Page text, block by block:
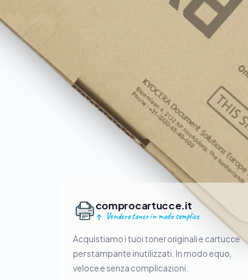
comprocartucce.it
Vendere toner in modo semplice
Acquistiamo i tuoi toner originali e cartucce
per stampante inutilizzati. In modo equo,
veloce e senza complicazioni.